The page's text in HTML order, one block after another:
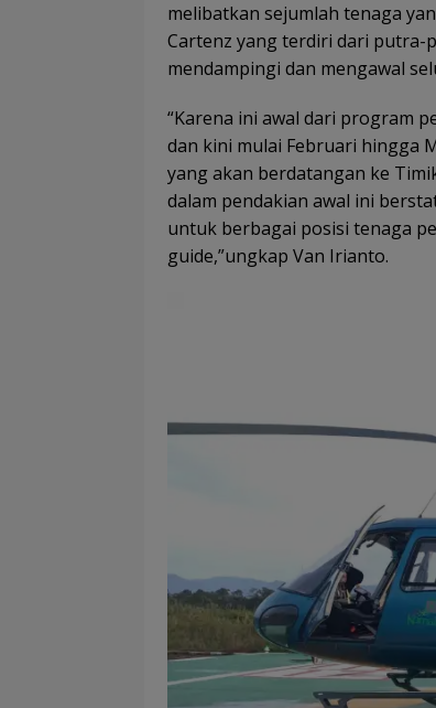
melibatkan sejumlah tenaga
Cartenz yang terdiri dari putra-
mendampingi dan mengawal
“Karena ini awal dari program
dan kini mulai Februari hingga
yang akan berdatangan ke
dalam pendakian awal ini
untuk berbagai posisi tenaga
guide,”ungkap Van Irianto.